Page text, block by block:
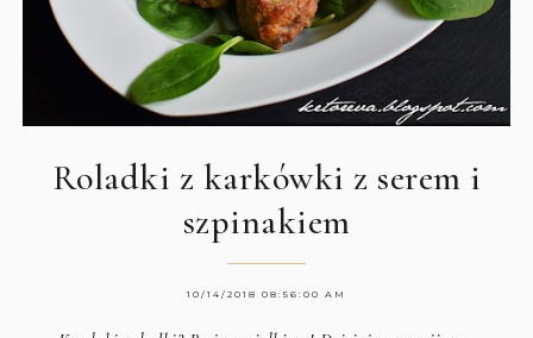
Roladki z karkówki z serem i
szpinakiem
10/14/2018 08:56:00 AM